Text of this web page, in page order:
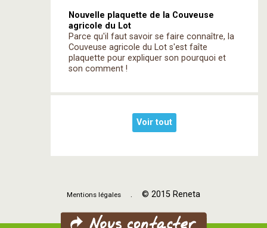
Nouvelle plaquette de la Couveuse
agricole du Lot
Parce qu'il faut savoir se faire connaître, la
Couveuse agricole du Lot s'est faîte
plaquette pour expliquer son pourquoi et
son comment !
Voir tout
Mentions légales . © 2015 Reneta